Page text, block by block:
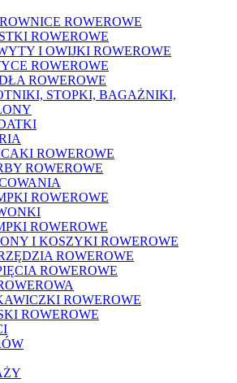
ROWEROWE
ROWEROWE
I OWIJKI ROWEROWE
ROWEROWE
ROWEROWE
STOPKI, BAGAŻNIKI,
ROWEROWE
ROWEROWE
ROWEROWE
ROWEROWE
I KOSZYKI ROWEROWE
ROWEROWE
ROWEROWE
ROWEROWE
ROWEROWE